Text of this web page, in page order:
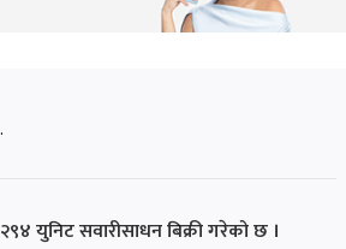
युनिट सवारीसाधन बिक्री गरेको छ ।